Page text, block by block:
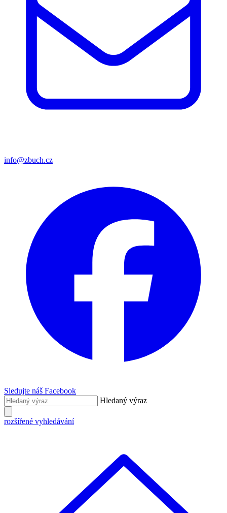
info@zbuch.cz
Sledujte náš Facebook
Hledaný výraz
rozšířené vyhledávání